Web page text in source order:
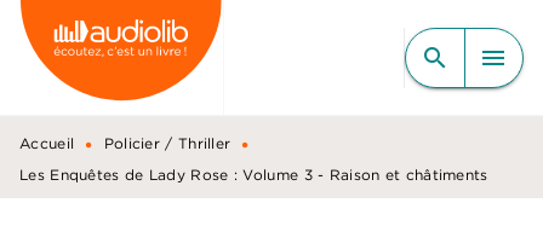
MENU RECHERCHE
CONTENU
PIED DE PAGE
search menu
Accueil • Policier / Thriller •
Les Enquêtes de Lady Rose : Volume 3 - Raison et châtiments